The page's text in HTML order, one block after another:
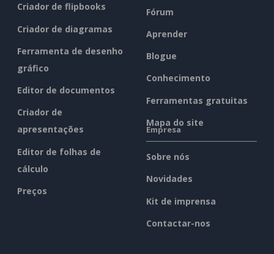
Criador de flipbooks
Criador de diagramas
Ferramenta de desenho
gráfico
Editor de documentos
Criador de
apresentações
Editor de folhas de
cálculo
Preços
Fórum
Aprender
Blogue
Conhecimento
Ferramentas gratuitas
Mapa do site
Empresa
Sobre nós
Novidades
Kit de imprensa
Contactar-nos